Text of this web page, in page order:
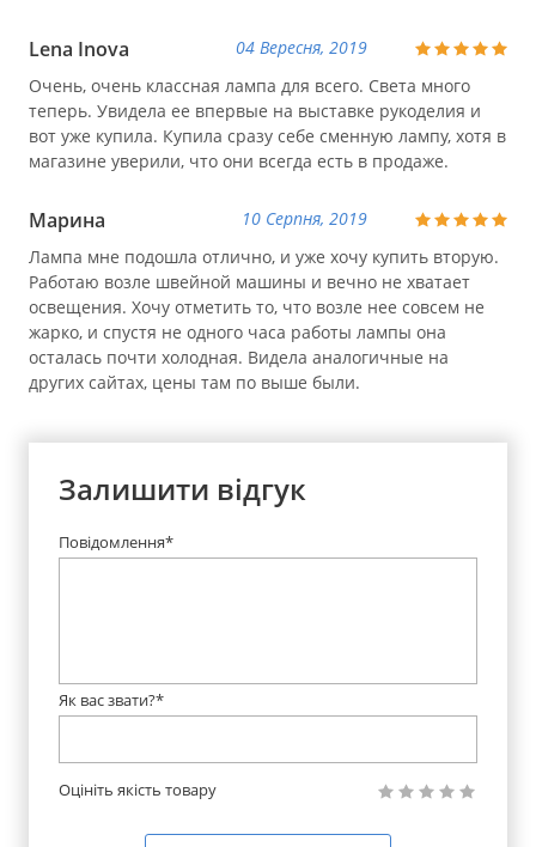
Lena Inova
04 Вересня, 2019
Очень, очень классная лампа для всего. Света много
теперь. Увидела ее впервые на выставке рукоделия и
вот уже купила. Купила сразу себе сменную лампу, хотя в
магазине уверили, что они всегда есть в продаже.
Марина
10 Серпня, 2019
Лампа мне подошла отлично, и уже хочу купить вторую.
Работаю возле швейной машины и вечно не хватает
освещения. Хочу отметить то, что возле нее совсем не
жарко, и спустя не одного часа работы лампы она
осталась почти холодная. Видела аналогичные на
других сайтах, цены там по выше были.
Залишити відгук
Повідомлення*
Як вас звати?*
Оцініть якість товару